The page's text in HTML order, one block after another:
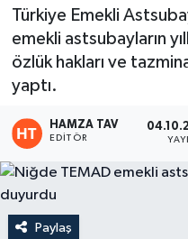
Türkiye Emekli
emekli astsubayların
özlük hakları ve
yaptı.
HAMZA TAV
EDITÖR
Paylaş
Eğitim
Teknoloji
Asayiş
Resmi İlan